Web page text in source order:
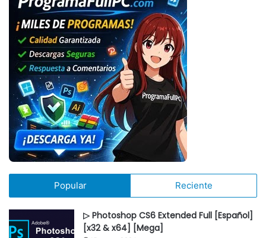
Popular Reciente
▷ Photoshop CS6 Extended Full [Español]
[x32 & x64] [Mega]